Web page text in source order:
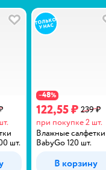
В избранное
шт.
−48%
122,55 ₽ 239 ₽
при покупке 2 шт.
Влажные салфетки
BabyGo 120 шт.
В корзину